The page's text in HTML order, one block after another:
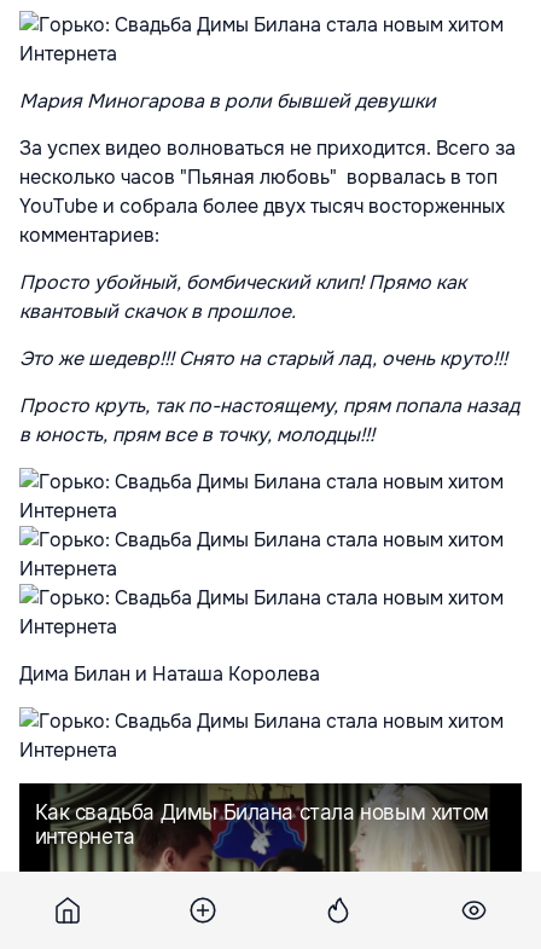
Мария Миногарова в роли бывшей девушки
За успех видео волноваться не приходится. Всего за
несколько часов "Пьяная любовь" ворвалась в топ
YouTube и собрала более двух тысяч восторженных
комментариев:
Просто убойный, бомбический клип! Прямо как
квантовый скачок в прошлое.
Это же шедевр!!! Снято на старый лад, очень круто!!!
Просто круть, так по-настоящему, прям попала назад
в юность, прям все в точку, молодцы!!!
Дима Билан и Наташа Королева